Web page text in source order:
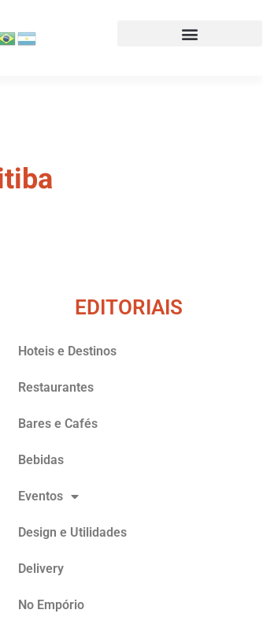
EDITORIAIS
Hoteis e Destinos
Restaurantes
Bares e Cafés
Bebidas
Eventos
Design e Utilidades
Delivery
No Empório